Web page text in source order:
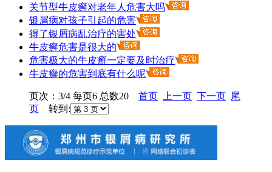
关节型牛皮癣对老年人危害大吗
银屑病对孩子引起的危害
得了银屑病乱治疗的害处
牛皮癣危害是很大的
危害极大的牛皮癣一定要及时治疗
牛皮癣的危害到底有什么呢
页次：3/4 每页6 总数20 首页 上一页 下一页 尾
页 转到: